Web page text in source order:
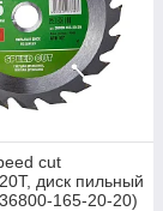
cut
диск пильный
165-20-20)